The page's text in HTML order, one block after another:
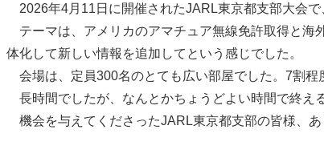
2026年4月11日に開催されたJARL東京都支部大会で
テーマは、アメリカのアマチュア無線免許取得と海
体化して新しい情報を追加してという感じでした。
会場は、定員300名のとても広い部屋でした。7割程
長時間でしたが、なんとかちょうどよい時間で終え
機会を与えてくださったJARL東京都支部の皆様、あ